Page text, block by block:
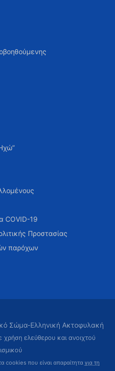
COVID-19
Προστασίας
παρόχων
Σώμα-Ελληνική Ακτοφυλακή
χρήση ελεύθερου και ανοιχτού
cookies που είναι απαραίτητα για τη